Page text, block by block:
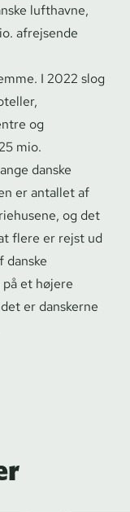
lufthavne,
afrejsende
I 2022 slog
og
mio.
danske
er antallet af
og det
flere er rejst ud
danske
et højere
er danskerne